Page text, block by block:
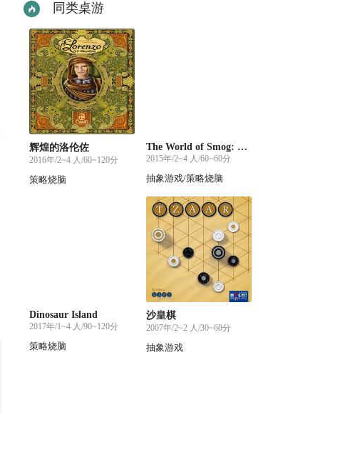
同类桌游
辉煌的洛伦佐
2016年/2~4 人/60~120分
策略烧脑
The World of Smog: On Her Majesty's Service
2015年/2~4 人/60~60分
抽象游戏/策略烧脑
Dinosaur Island
2017年/1~4 人/90~120分
策略烧脑
沙皇棋
2007年/2~2 人/30~60分
抽象游戏